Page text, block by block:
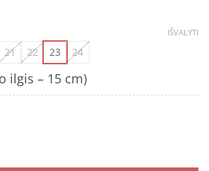
21 22 23 24
IŠVALYTI
ilgis – 15 cm)
batai 19-14 d. S015-41509D.